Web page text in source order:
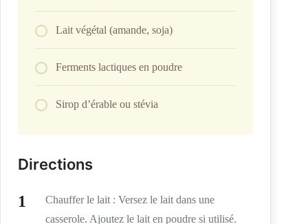
Lait végétal (amande, soja)
Ferments lactiques en poudre
Sirop d’érable ou stévia
Directions
Chauffer le lait : Versez le lait dans une
casserole. Ajoutez le lait en poudre si utilisé.